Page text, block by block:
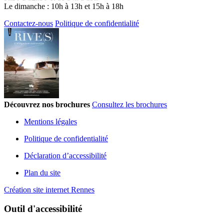
Le dimanche : 10h à 13h et 15h à 18h
Contactez-nous Politique de confidentialité
Découvrez nos brochures Consultez les brochures
Mentions légales
Politique de confidentialité
Déclaration d’accessibilité
Plan du site
Création site internet Rennes
Outil d'accessibilité